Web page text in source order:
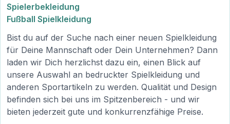
Spielerbekleidung
Fußball Spielkleidung
Bist du auf der Suche nach einer neuen Spielkleidung
für Deine Mannschaft oder Dein Unternehmen? Dann
laden wir Dich herzlichst dazu ein, einen Blick auf
unsere Auswahl an bedruckter Spielkleidung und
anderen Sportartikeln zu werden. Qualität und Design
befinden sich bei uns im Spitzenbereich - und wir
bieten jederzeit gute und konkurrenzfähige Preise.